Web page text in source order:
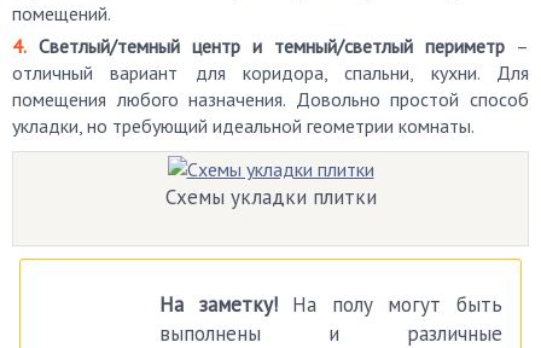
помещений.
Светлый/темный центр и темный/светлый периметр –
отличный вариант для коридора, спальни, кухни. Для
помещения любого назначения. Довольно простой способ
укладки, но требующий идеальной геометрии комнаты.
Схемы укладки плитки
На заметку!На полу могут быть
выполнены и различные